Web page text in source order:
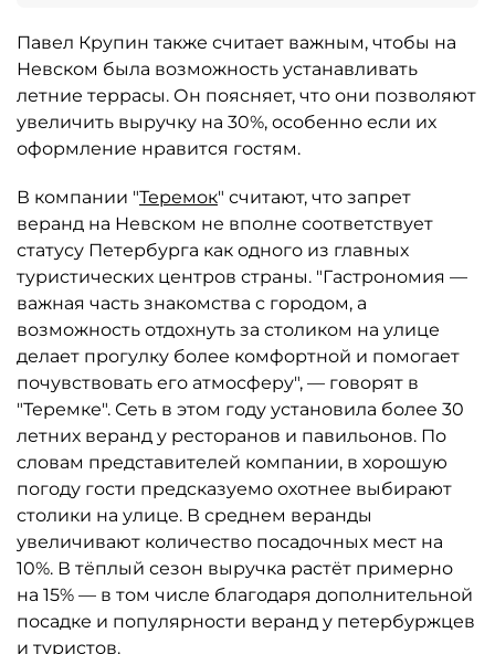
Павел Крупин также считает важным, чтобы на
Невском была возможность устанавливать
летние террасы. Он поясняет, что они позволяют
увеличить выручку на 30%, особенно если их
оформление нравится гостям.
В компании "Теремок" считают, что запрет
веранд на Невском не вполне соответствует
статусу Петербурга как одного из главных
туристических центров страны. "Гастрономия —
важная часть знакомства с городом, а
возможность отдохнуть за столиком на улице
делает прогулку более комфортной и помогает
почувствовать его атмосферу", — говорят в
"Теремке". Сеть в этом году установила более 30
летних веранд у ресторанов и павильонов. По
словам представителей компании, в хорошую
погоду гости предсказуемо охотнее выбирают
столики на улице. В среднем веранды
увеличивают количество посадочных мест на
10%. В тёплый сезон выручка растёт примерно
на 15% — в том числе благодаря дополнительной
посадке и популярности веранд у петербуржцев
и туристов.